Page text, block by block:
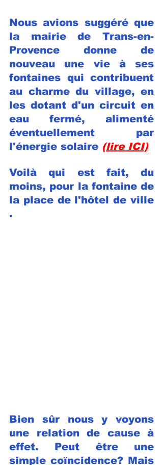
Nous avions suggéré que
la mairie de Trans-en-
Provence donne de
nouveau une vie à ses
fontaines qui contribuent
au charme du village, en
les dotant d'un circuit en
eau fermé, alimenté
éventuellement par
l'énergie solaire (lire ICI)
Voilà qui est fait, du
moins, pour la fontaine de
la place de l'hôtel de ville
.
Bien sûr nous y voyons
une relation de cause à
effet. Peut être une
simple coïncidence? Mais